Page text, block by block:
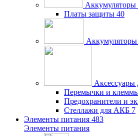
Платы защиты 40
Аккумуляторы
Перемычки и
Предохранители и
Стеллажи для АКБ 7
Элементы питания 483
Элементы питания